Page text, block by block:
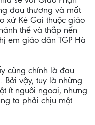
đau thương và mất
xứ Kẻ Gai thuộc giáo
thể và thắp nến
em giáo dân TGP Hà
cũng chính là đau
Bởi vậy, tuy là những
ít nguôi ngoai, nhưng
ta phải chịu một